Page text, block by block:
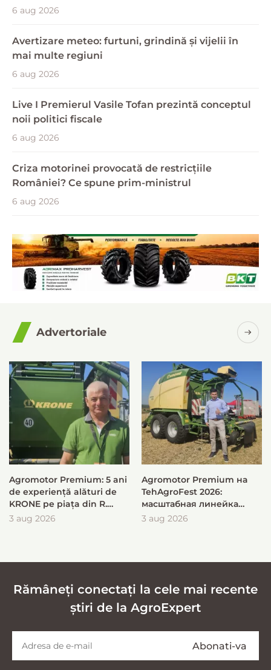
6 aug 2026
Avertizare meteo: furtuni, grindină și vijelii în
mai multe regiuni
6 aug 2026
Live I Premierul Vasile Tofan prezintă conceptul
noii politici fiscale
6 aug 2026
Criza motorinei provocată de restricțiile
României? Ce spune prim-ministrul
6 aug 2026
Advertoriale
Agromotor Premium: 5 ani
de experiență alături de
KRONE pe piața din R.
Moldova
3 aug 2026
Agromotor Premium на
TehAgroFest 2026:
масштабная линейка
KRONE для быстрой и
3 aug 2026
Rămâneți conectați la cele mai recente
știri de la AgroExpert